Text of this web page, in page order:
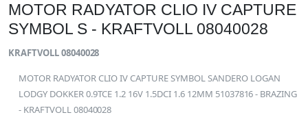
MOTOR RADYATOR CLIO IV CAPTURE
SYMBOL S - KRAFTVOLL 08040028
KRAFTVOLL 08040028
MOTOR RADYATOR CLIO IV CAPTURE SYMBOL SANDERO LOGAN
LODGY DOKKER 0.9TCE 1.2 16V 1.5DCI 1.6 12MM 51037816 - BRAZING
- KRAFTVOLL 08040028